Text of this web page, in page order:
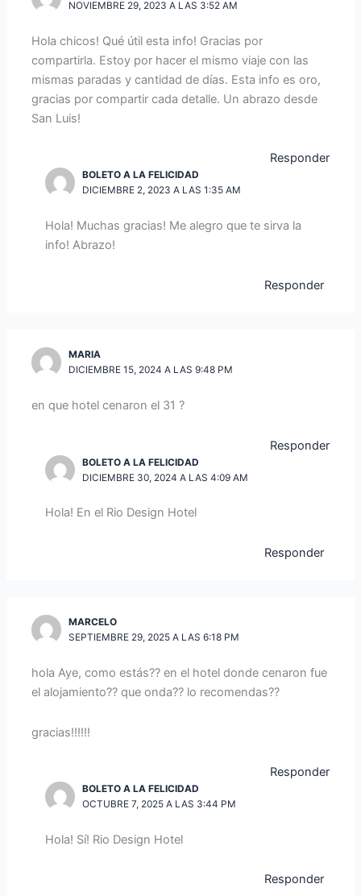
NOVIEMBRE 29, 2023 A LAS 3:52 AM
Hola chicos! Qué útil esta info! Gracias por
compartirla. Estoy por hacer el mismo viaje con las
mismas paradas y cantidad de días. Esta info es oro,
gracias por compartir cada detalle. Un abrazo desde
San Luis!
Responder
BOLETO A LA FELICIDAD
DICIEMBRE 2, 2023 A LAS 1:35 AM
Hola! Muchas gracias! Me alegro que te sirva la
info! Abrazo!
Responder
MARIA
DICIEMBRE 15, 2024 A LAS 9:48 PM
en que hotel cenaron el 31 ?
Responder
BOLETO A LA FELICIDAD
DICIEMBRE 30, 2024 A LAS 4:09 AM
Hola! En el Rio Design Hotel
Responder
MARCELO
SEPTIEMBRE 29, 2025 A LAS 6:18 PM
hola Aye, como estás?? en el hotel donde cenaron fue
el alojamiento?? que onda?? lo recomendas??
gracias!!!!!!
Responder
BOLETO A LA FELICIDAD
OCTUBRE 7, 2025 A LAS 3:44 PM
Hola! Sí! Rio Design Hotel
Responder